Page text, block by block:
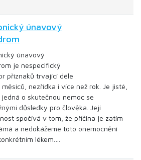
únavový
únavový
je nespecifický
příznaků trvající déle
měsíců, nezřídka i více než rok. Je jisté,
jedná o skutečnou nemoc se
důsledky pro člověka. Její
spočívá v tom, že příčina je zatím
a nedokážeme toto onemocnění
lékem.…